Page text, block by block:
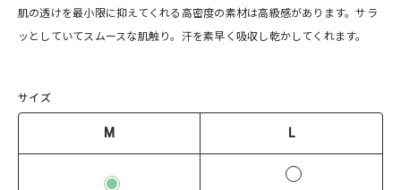
肌の透けを最小限に抑えてくれる高密度の素材は高級感があります。サラ
ッとしていてスムースな肌触り。汗を素早く吸収し乾かしてくれます。
サイズ
M L